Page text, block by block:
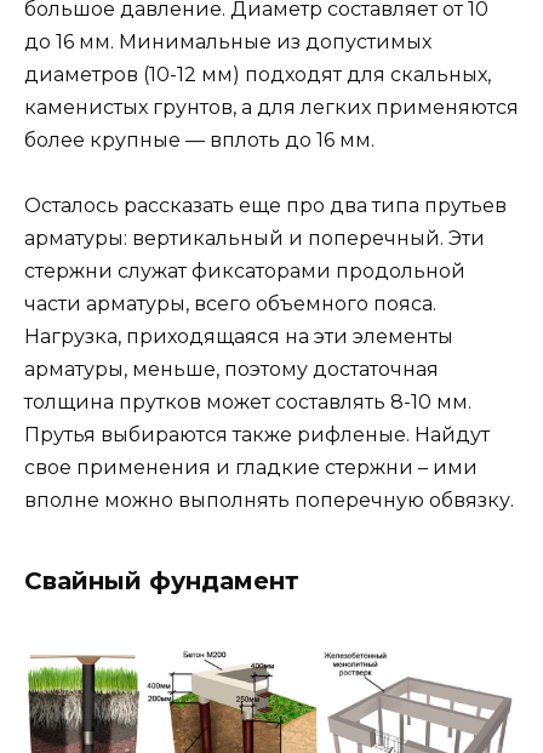
большое давление. Диаметр составляет от 10
до 16 мм. Минимальные из допустимых
диаметров (10-12 мм) подходят для скальных,
каменистых грунтов, а для легких применяются
более крупные — вплоть до 16 мм.
Осталось рассказать еще про два типа прутьев
арматуры: вертикальный и поперечный. Эти
стержни служат фиксаторами продольной
части арматуры, всего объемного пояса.
Нагрузка, приходящаяся на эти элементы
арматуры, меньше, поэтому достаточная
толщина прутков может составлять 8-10 мм.
Прутья выбираются также рифленые. Найдут
свое применения и гладкие стержни – ими
вполне можно выполнять поперечную обвязку.
Свайный фундамент